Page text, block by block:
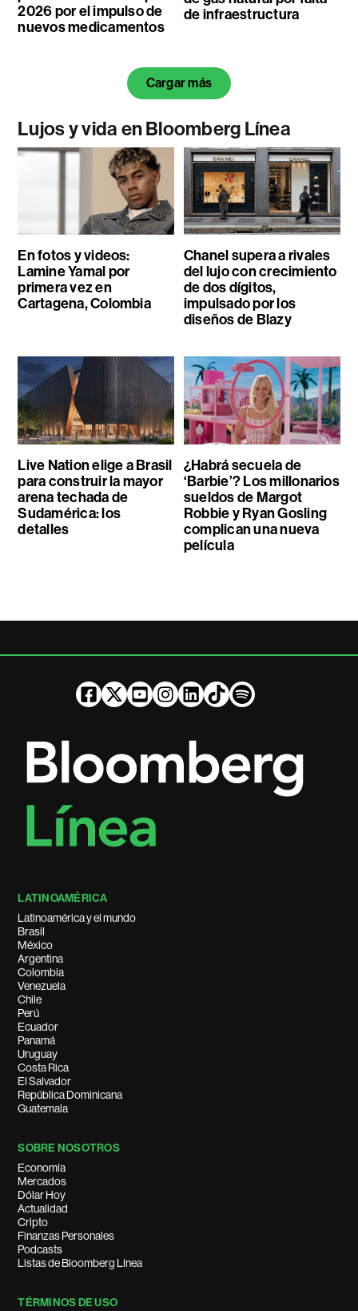
2026 por el impulso de
nuevos medicamentos
de infraestructura
Cargar más
Lujos y vida en Bloomberg Línea
En fotos y videos:
Lamine Yamal por
primera vez en
Cartagena, Colombia
Chanel supera a rivales
del lujo con crecimiento
de dos dígitos,
impulsado por los
diseños de Blazy
Live Nation elige a Brasil
para construir la mayor
arena techada de
Sudamérica: los
detalles
¿Habrá secuela de
‘Barbie’? Los millonarios
sueldos de Margot
Robbie y Ryan Gosling
complican una nueva
película
LATINOAMÉRICA
Latinoamérica y el mundo
Brasil
México
Argentina
Colombia
Venezuela
Chile
Perú
Ecuador
Panamá
Uruguay
Costa Rica
El Salvador
República Dominicana
Guatemala
SOBRE NOSOTROS
Economía
Mercados
Dólar Hoy
Actualidad
Cripto
Finanzas Personales
Podcasts
Listas de Bloomberg Línea
TÉRMINOS DE USO